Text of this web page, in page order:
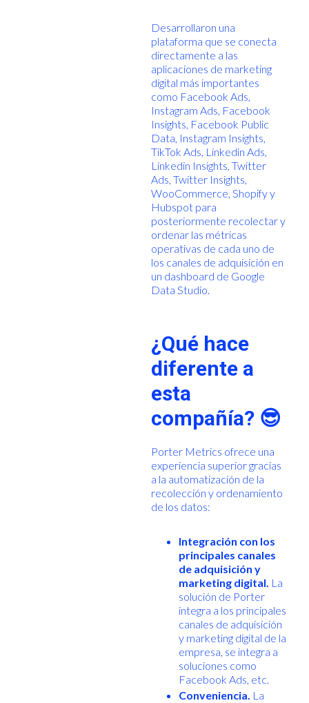
Desarrollaron una
plataforma que se conecta
directamente a las
aplicaciones de marketing
digital más importantes
como Facebook Ads,
Instagram Ads, Facebook
Insights, Facebook Public
Data, Instagram Insights,
TikTok Ads, Linkedin Ads,
Linkedin Insights, Twitter
Ads, Twitter Insights,
WooCommerce, Shopify y
Hubspot para
posteriormente recolectar y
ordenar las métricas
operativas de cada uno de
los canales de adquisición en
un dashboard de Google
Data Studio.
¿Qué hace
diferente a
esta
compañía? 😎
Porter Metrics ofrece una
experiencia superior gracias
a la automatización de la
recolección y ordenamiento
de los datos:
Integración con los
principales canales
de adquisición y
marketing digital. La
solución de Porter
integra a los principales
canales de adquisición
y marketing digital de la
empresa, se integra a
soluciones como
Facebook Ads, etc.
Conveniencia. La